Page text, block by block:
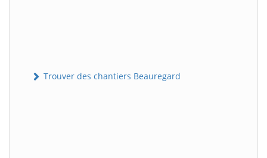
Trouver des chantiers Beauregard